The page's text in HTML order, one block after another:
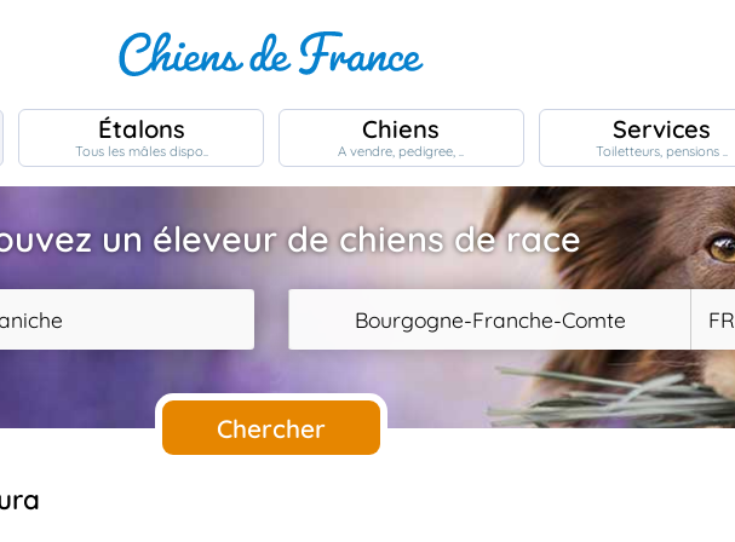
Étalons
Tous les mâles dispo..
Chiens
A vendre, pedigree, ..
Services
Toiletteurs, pensions ..
un éleveur de chiens de race
Bourgogne-Franche-Comte FR
Chercher